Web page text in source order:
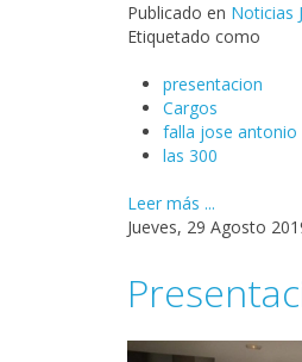
Publicado en Noticias
Etiquetado como
presentacion
Cargos
falla jose antonio
las 300
Leer más ...
Jueves, 29 Agosto